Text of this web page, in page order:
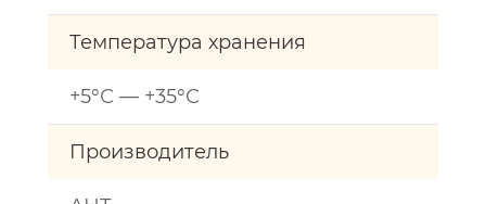
Температура хранения
+5°С — +35°С
Производитель